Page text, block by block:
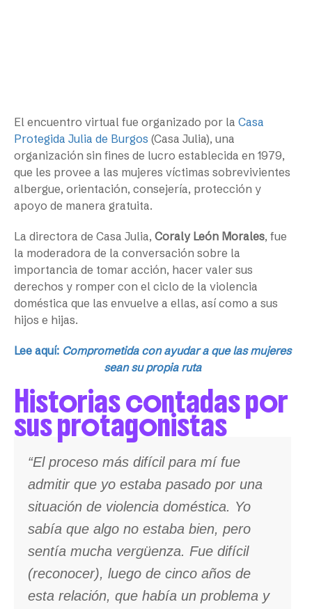
El encuentro virtual fue organizado por la Casa
Protegida Julia de Burgos (Casa Julia), una
organización sin fines de lucro establecida en 1979,
que les provee a las mujeres víctimas sobrevivientes
albergue, orientación, consejería, protección y
apoyo de manera gratuita.
La directora de Casa Julia, Coraly León Morales, fue
la moderadora de la conversación sobre la
importancia de tomar acción, hacer valer sus
derechos y romper con el ciclo de la violencia
doméstica que las envuelve a ellas, así como a sus
hijos e hijas.
Lee aquí: Comprometida con ayudar a que las mujeres
sean su propia ruta
Historias contadas por
sus protagonistas
“El proceso más difícil para mí fue
admitir que yo estaba pasado por una
situación de violencia doméstica. Yo
sabía que algo no estaba bien, pero
sentía mucha vergüenza. Fue difícil
(reconocer), luego de cinco años de
esta relación, que había un problema y